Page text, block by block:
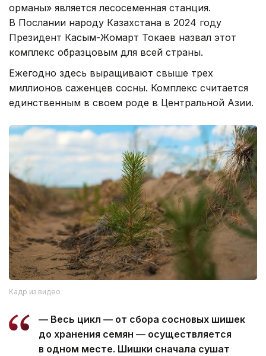
орманы» является лесосеменная станция.
В Послании народу Казахстана в 2024 году
Президент Касым-Жомарт Токаев назвал этот
комплекс образцовым для всей страны.
Ежегодно здесь выращивают свыше трех
миллионов саженцев сосны. Комплекс считается
единственным в своем роде в Центральной Азии.
Кадр из видео
— Весь цикл — от сбора сосновых шишек
до хранения семян — осуществляется
в одном месте. Шишки сначала сушат